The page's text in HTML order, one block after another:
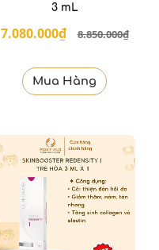
3 mL
7.080.000₫ 8.850.000₫
Mua Hàng